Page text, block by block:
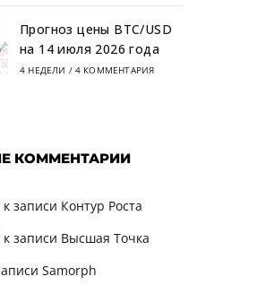
Точка в Private Club
Прогноз цены BTC/USD
на 14 июля 2026 года
4 НЕДЕЛИ / 4 КОММЕНТАРИЯ
КОММЕНТАРИИ
к записи Контур Роста
к записи Высшая Точка
Samorph